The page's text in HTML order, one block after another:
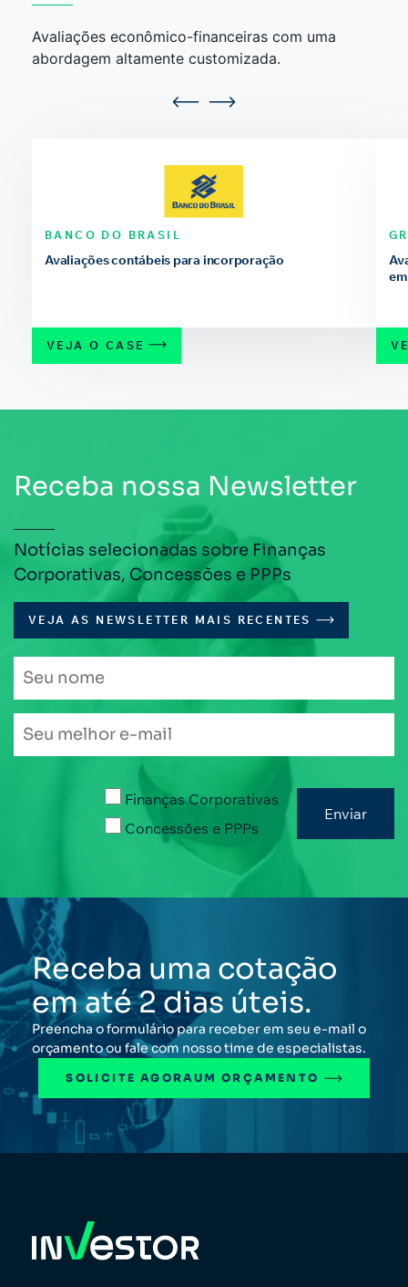
Avaliações econômico-financeiras com uma
abordagem altamente customizada.
BANCO DO BRASIL
Avaliações contábeis para incorporação
VEJA O CASE
Receba nossa Newsletter
Notícias selecionadas sobre Finanças
Corporativas, Concessões e PPPs
VEJA AS NEWSLETTER MAIS RECENTES
Finanças Corporativas
Concessões e PPPs
Receba uma cotação
em até 2 dias úteis.
Preencha o formulário para receber em seu e-mail o
orçamento ou fale com nosso time de especialistas.
SOLICITE AGORAUM ORÇAMENTO